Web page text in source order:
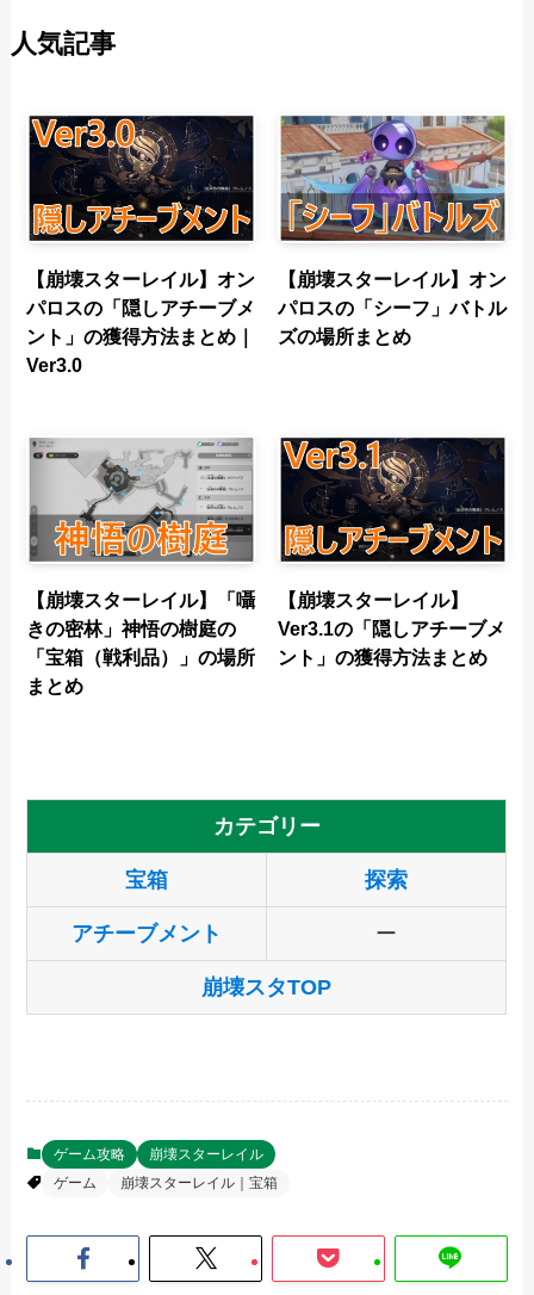
人気記事
【崩壊スターレイル】オン
パロスの「隠しアチーブメ
ント」の獲得方法まとめ｜
Ver3.0
【崩壊スターレイル】オン
パロスの「シーフ」バトル
ズの場所まとめ
【崩壊スターレイル】「囁
きの密林」神悟の樹庭の
「宝箱（戦利品）」の場所
まとめ
【崩壊スターレイル】
Ver3.1の「隠しアチーブメ
ント」の獲得方法まとめ
カテゴリー
宝箱 探索
アチーブメント ー
崩壊スタTOP
ゲーム攻略
崩壊スターレイル
ゲーム
崩壊スターレイル｜宝箱